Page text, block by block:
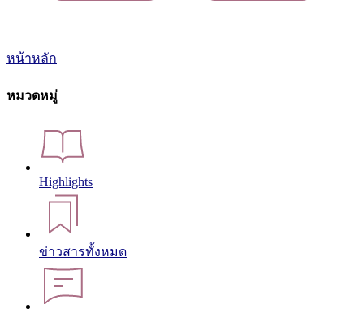
หน้าหลัก
หมวดหมู่
Highlights
ข่าวสารทั้งหมด